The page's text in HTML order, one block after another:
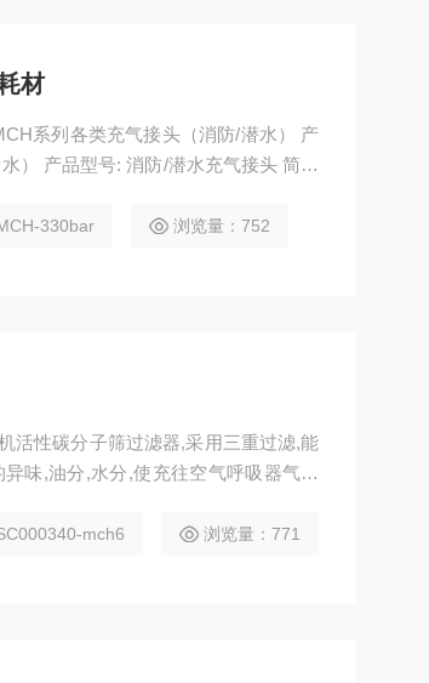
材
系列各类充气接头（消防/潜水） 产
） 产品型号: 消防/潜水充气接头 简单
330bar 浏览量：752
活性碳分子筛过滤器,采用三重过滤,能
味,油分,水分,使充往空气呼吸器气瓶
mch6 浏览量：771